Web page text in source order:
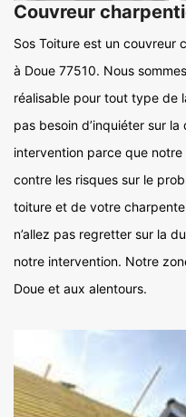
Couvreur
Sos Toiture est un couvreur
à Doue 77510. Nous
réalisable pour tout type de
pas besoin d’inquiéter sur
intervention parce que notre
contre les risques sur le
toiture et de votre
n’allez pas regretter sur la
notre intervention. Notre
Doue et aux alentours.